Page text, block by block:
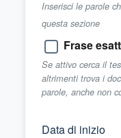
Inserisci le parole
questa sezione
Frase
Se attivo cerca il
altrimenti trova i
parole, anche non
Data di inizio